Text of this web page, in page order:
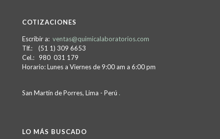
COTIZACIONES
Escribir a: ventas@quimicalaboratorios.com
Tlf.: (51 1) 309 6653
Cel.: 980 031 179
Horario: Lunes a Viernes de 9:00 am a 6:00 pm
San Martín de Porres, Lima - Perú .
LO MÁS BUSCADO